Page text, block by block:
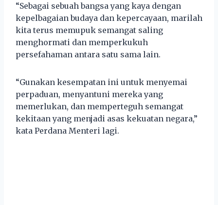
“Sebagai sebuah bangsa yang kaya dengan
kepelbagaian budaya dan kepercayaan, marilah
kita terus memupuk semangat saling
menghormati dan memperkukuh
persefahaman antara satu sama lain.
“Gunakan kesempatan ini untuk menyemai
perpaduan, menyantuni mereka yang
memerlukan, dan memperteguh semangat
kekitaan yang menjadi asas kekuatan negara,”
kata Perdana Menteri lagi.